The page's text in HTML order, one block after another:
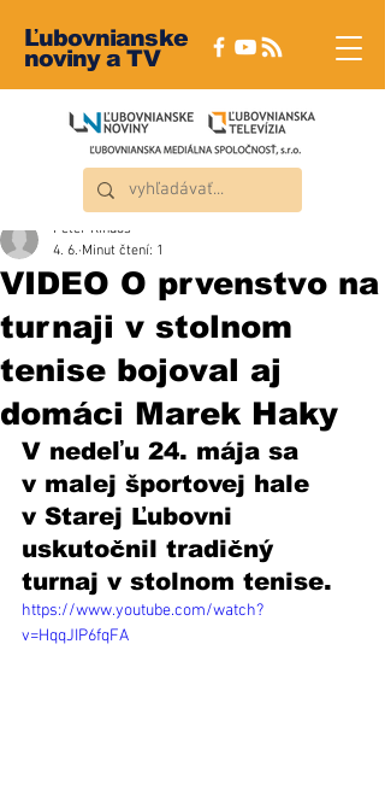
Ľubovnianske
noviny a TV
VIDEO O prvenstvo na
turnaji v stolnom
tenise bojoval aj
domáci Marek Haky
Peter Rindoš
4. 6. Minut čtení: 1
V nedeľu 24. mája sa
v malej športovej hale
v Starej Ľubovni
uskutočnil tradičný
turnaj v stolnom tenise.
https://www.youtube.com/watch?
v=HqqJIP6fqFA